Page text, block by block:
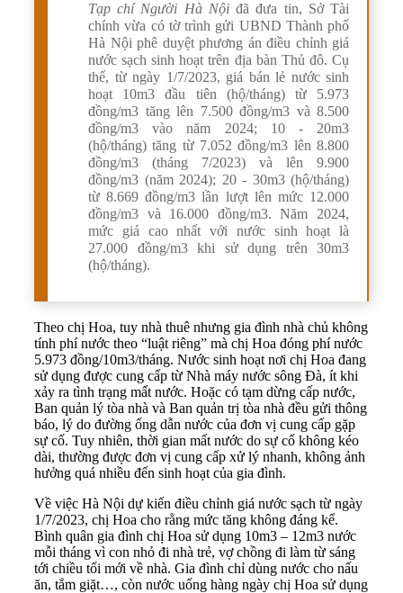
Tạp chí Người Hà Nộiđã đưa tin, Sở Tài
chính vừa có tờ trình gửi UBND Thành phố
Hà Nội phê duyệt phương án điều chỉnh giá
nước sạch sinh hoạt trên địa bàn Thủ đô. Cụ
thể, từ ngày 1/7/2023, giá bán lẻ nước sinh
hoạt 10m3 đầu tiên (hộ/tháng) từ 5.973
đồng/m3 tăng lên 7.500 đồng/m3 và 8.500
đồng/m3 vào năm 2024; 10 - 20m3
(hộ/tháng) tăng từ 7.052 đồng/m3 lên 8.800
đồng/m3 (tháng 7/2023) và lên 9.900
đồng/m3 (năm 2024); 20 - 30m3 (hộ/tháng)
từ 8.669 đồng/m3 lần lượt lên mức 12.000
đồng/m3 và 16.000 đồng/m3. Năm 2024,
mức giá cao nhất với nước sinh hoạt là
27.000 đồng/m3 khi sử dụng trên 30m3
(hộ/tháng).
Theo chị Hoa, tuy nhà thuê nhưng gia đình nhà chủ không
tính phí nước theo “luật riêng” mà chị Hoa đóng phí nước
5.973 đồng/10m3/tháng. Nước sinh hoạt nơi chị Hoa đang
sử dụng được cung cấp từ Nhà máy nước sông Đà, ít khi
xảy ra tình trạng mất nước. Hoặc có tạm dừng cấp nước,
Ban quản lý tòa nhà và Ban quản trị tòa nhà đều gửi thông
báo, lý do đường ống dẫn nước của đơn vị cung cấp gặp
sự cố. Tuy nhiên, thời gian mất nước do sự cố không kéo
dài, thường được đơn vị cung cấp xử lý nhanh, không ảnh
hưởng quá nhiều đến sinh hoạt của gia đình.
Về việc Hà Nội dự kiến điều chỉnh giá nước sạch từ ngày
1/7/2023, chị Hoa cho rằng mức tăng không đáng kể.
Bình quân gia đình chị Hoa sử dụng 10m3 – 12m3 nước
mỗi tháng vì con nhỏ đi nhà trẻ, vợ chồng đi làm từ sáng
tới chiều tối mới về nhà. Gia đình chỉ dùng nước cho nấu
ăn, tắm giặt…, còn nước uống hàng ngày chị Hoa sử dụng